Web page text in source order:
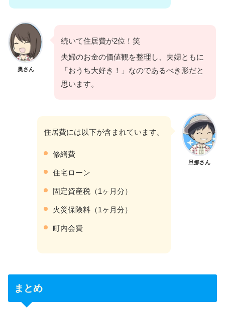
奥さん
続いて住居費が2位！笑
夫婦のお金の価値観を整理し、夫婦ともに
「おうち大好き！」なのであるべき形だと
思います。
旦那さん
住居費には以下が含まれています。
修繕費
住宅ローン
固定資産税（1ヶ月分）
火災保険料（1ヶ月分）
町内会費
まとめ